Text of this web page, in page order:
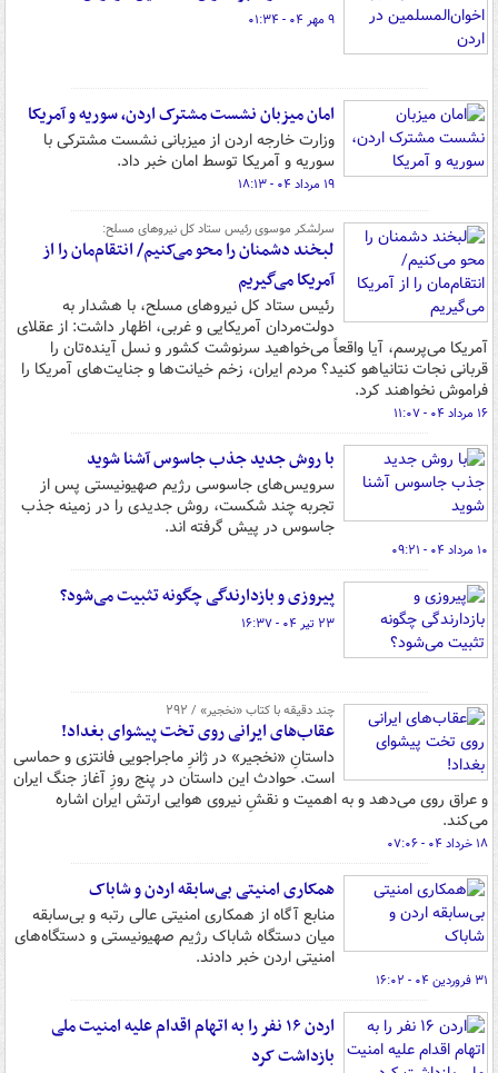
۹ مهر ۰۴ - ۰۱:۳۴
امان میزبان نشست مشترک اردن، سوریه و آمریکا
وزارت خارجه اردن از میزبانی نشست مشترکی با
سوریه و آمریکا توسط امان خبر داد.
۱۹ مرداد ۰۴ - ۱۸:۱۳
سرلشکر موسوی رئیس ستاد کل نیروهای مسلح:
لبخند دشمنان را محو می‌کنیم/ انتقام‌مان را از
آمریکا می‌گیریم
رئیس ستاد کل نیروهای مسلح، با هشدار به
دولت‌مردان آمریکایی و غربی، اظهار داشت: از عقلای
آمریکا می‌پرسم، آیا واقعاً می‌خواهید سرنوشت کشور و نسل آینده‌تان را
قربانی نجات نتانیاهو کنید؟ مردم ایران، زخم خیانت‌ها و جنایت‌های آمریکا را
فراموش نخواهند کرد.
۱۶ مرداد ۰۴ - ۱۱:۰۷
با روش جدید جذب جاسوس آشنا شوید
سرویس‌های جاسوسی رژیم صهیونیستی پس از
تجربه چند شکست، روش جدیدی را در زمینه جذب
جاسوس در پیش گرفته اند.
۱۰ مرداد ۰۴ - ۰۹:۲۱
پیروزی و بازدارندگی چگونه تثبیت می‌شود؟
۲۳ تیر ۰۴ - ۱۶:۳۷
چند دقیقه با کتاب‌ «نخجیر» / ۲۹۲
عقاب‌های ایرانی روی تخت پیشوای بغداد!
داستانِ «نخجیر» در ژانرِ ماجراجویی فانتزی و حماسی
است. حوادث این داستان در پنج روزِ آغاز جنگ ایران
و عراق روی می‌دهد و به اهمیت و نقشِ نیروی هوایی ارتش ایران اشاره
می‌کند.
۱۸ خرداد ۰۴ - ۰۷:۰۶
همکاری امنیتی بی‌سابقه اردن و شاباک
منابع آگاه از همکاری امنیتی عالی رتبه و بی‌سابقه
میان دستگاه شاباک رژیم صهیونیستی و دستگاه‌های
امنیتی اردن خبر دادند.
۳۱ فروردین ۰۴ - ۱۶:۰۲
اردن ۱۶ نفر را به اتهام اقدام علیه امنیت ملی
بازداشت کرد